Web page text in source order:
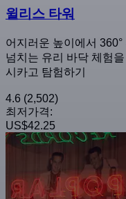
윌리스 타워
어지러운 높이에서
넘치는 유리 바닥 체험
시카고 탐험하기
4.6 (2,502)
최저가격:
US$42.25